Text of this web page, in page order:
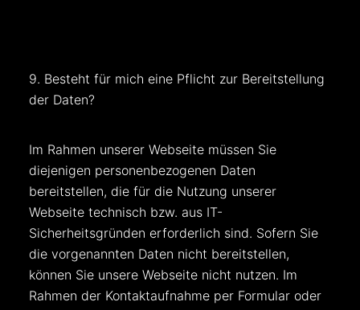
9. Besteht für mich eine Pflicht zur Bereitstellung
der Daten?
Im Rahmen unserer Webseite müssen Sie
diejenigen personenbezogenen Daten
bereitstellen, die für die Nutzung unserer
Webseite technisch bzw. aus IT-
Sicherheitsgründen erforderlich sind. Sofern Sie
die vorgenannten Daten nicht bereitstellen,
können Sie unsere Webseite nicht nutzen. Im
Rahmen der Kontaktaufnahme per Formular oder